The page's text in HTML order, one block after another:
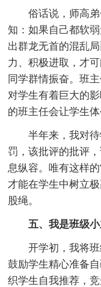
俗话说，师高
知：如果自己都软
出群龙无首的混乱
力、积极进取，才
同学群情振奋。班
对学生有着巨大的
的班主任会让学生体
半年来，我对
罚，该批评的批评
息纵容。唯有这样
才能在学生中树立
股绳。
五、我是班级
开学初，我将
鼓励学生精心准备
织学生自我推荐，